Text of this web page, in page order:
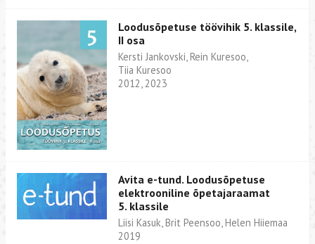
Loodusõpetuse töövihik 5. klassile,
II osa
Kersti Jankovski, Rein Kuresoo,
Tiia Kuresoo
2012, 2023
Avita e-tund. Loodusõpetuse
elektrooniline õpetajaraamat
5. klassile
Liisi Kasuk, Brit Peensoo, Helen Hiiemaa
2019